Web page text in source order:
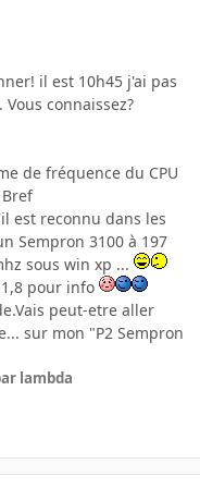
il est 10h45 j'ai pas
connaissez?
de fréquence du CPU
est reconnu dans les
Sempron 3100 à 197
sous win xp ...
pour info
peut-etre aller
sur mon "P2 Sempron
lambda